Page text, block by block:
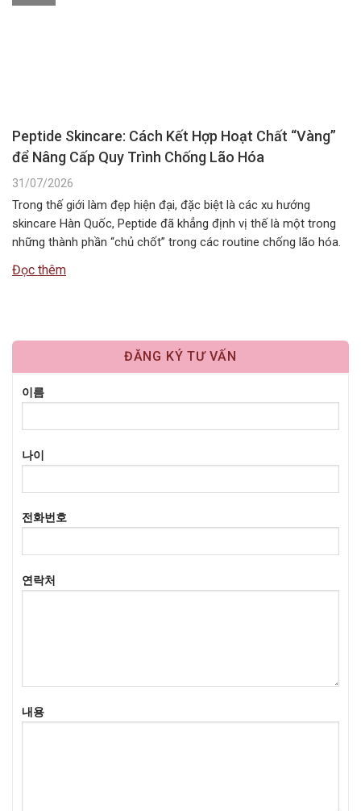
Peptide Skincare: Cách Kết Hợp Hoạt Chất “Vàng”
để Nâng Cấp Quy Trình Chống Lão Hóa
31/07/2026
Trong thế giới làm đẹp hiện đại, đặc biệt là các xu hướng
skincare Hàn Quốc, Peptide đã khẳng định vị thế là một trong
những thành phần “chủ chốt” trong các routine chống lão hóa.
nhất vẫn là băn…
Đọc thêm
ĐĂNG KÝ TƯ VẤN
이름
나이
전화번호
연락처
내용